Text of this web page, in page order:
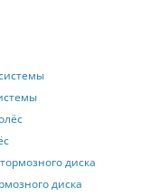
диска
диска